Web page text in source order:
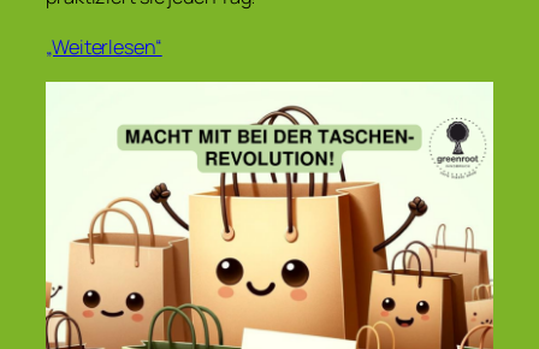
„Weiterlesen“